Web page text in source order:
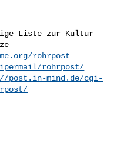
Liste zur Kultur
rohrpost
rohrpost/
post.in-mind.de/cgi-